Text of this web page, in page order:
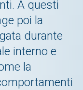
A questi
poi la
durante
interno e
la